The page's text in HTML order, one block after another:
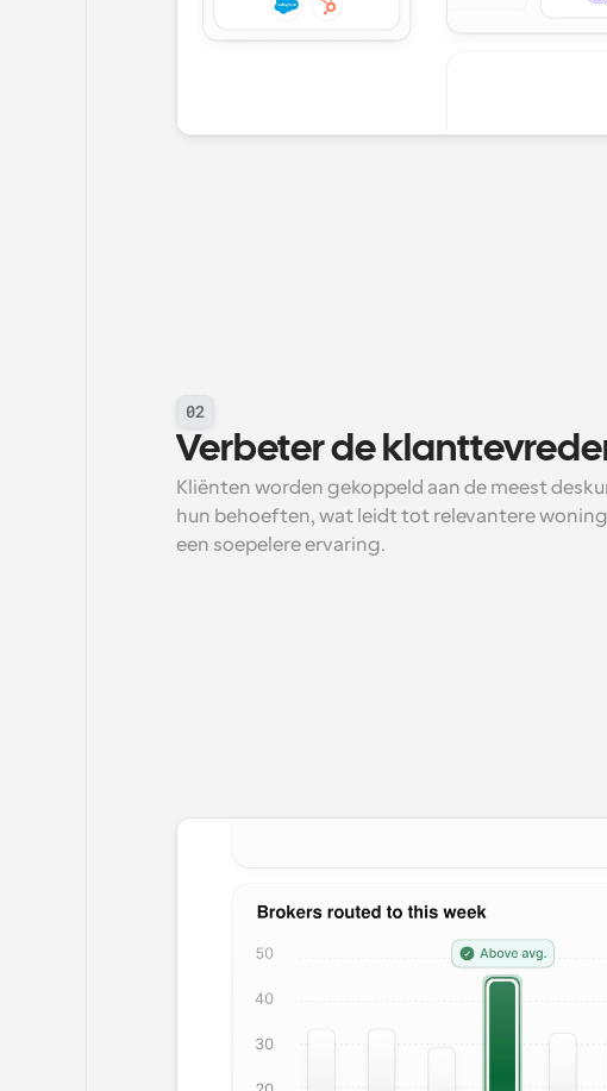
02
Verbeter de
Kliënten worden gekoppeld aan de meest
hun behoeften, wat leidt tot relevantere
een soepelere ervaring.